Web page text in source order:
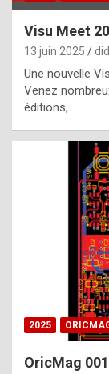
Visu Meet
13 juin 2025
Une nouvelle
Venez
éditions,…
2025
OricMag 001